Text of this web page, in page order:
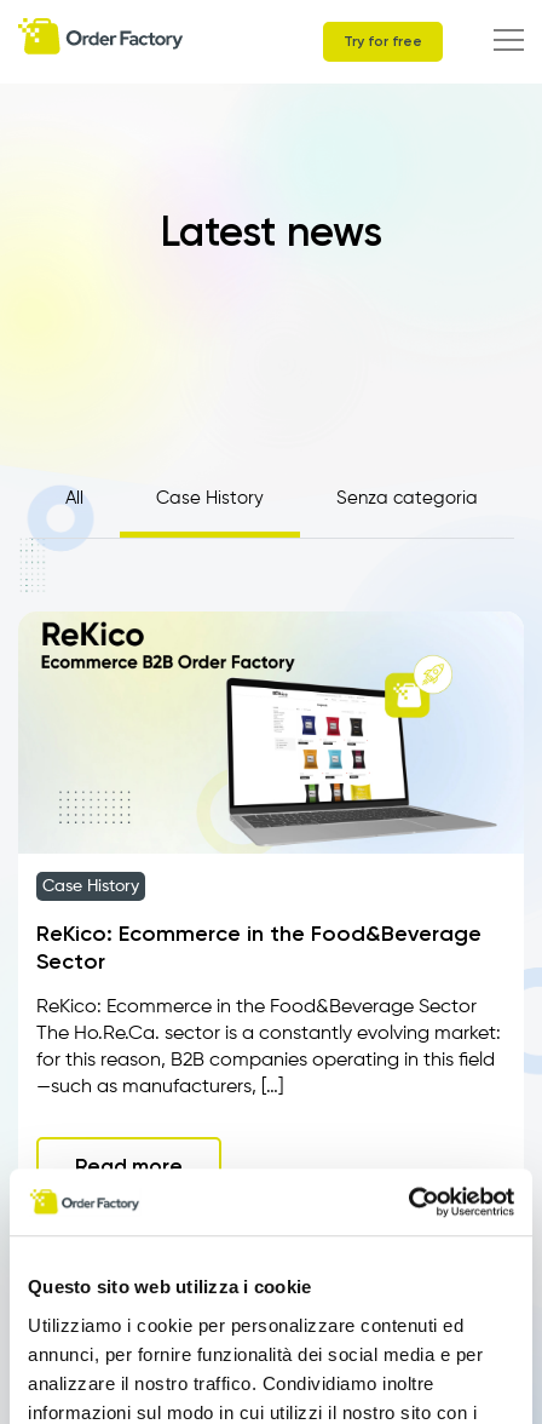
Questo sito web utilizza i cookie
Utilizziamo i cookie per personalizzare contenuti ed
annunci, per fornire funzionalità dei social media e per
analizzare il nostro traffico. Condividiamo inoltre
informazioni sul modo in cui utilizzi il nostro sito con i
Try for free
Latest news
All Case History Senza categoria
Case History
ReKico: Ecommerce in the Food&Beverage
Sector
ReKico: Ecommerce in the Food&Beverage Sector
The Ho.Re.Ca. sector is a constantly evolving market:
for this reason, B2B companies operating in this field
—such as manufacturers, […]
Read more